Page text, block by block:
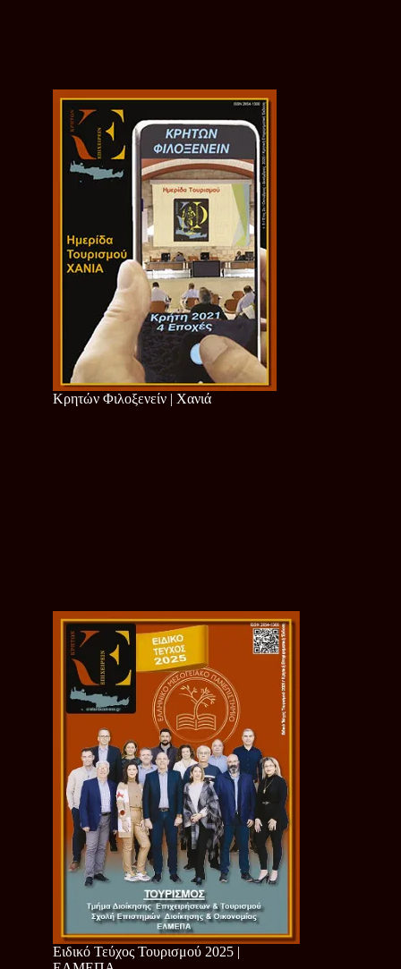
Κρητών Φιλοξενείν | Χανιά
Ειδικό Τεύχος Τουρισμού 2025 |